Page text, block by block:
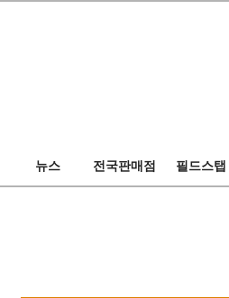
뉴스 전국판매점
전국판매점 필드스탭
스탭 칼럼